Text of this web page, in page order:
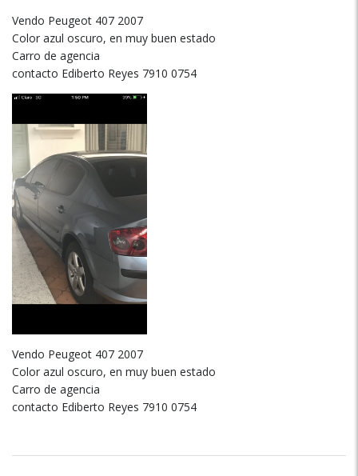
Vendo Peugeot 407 2007
Color azul oscuro, en muy buen estado
Carro de agencia
contacto Ediberto Reyes 7910 0754
Vendo Peugeot 407 2007
Color azul oscuro, en muy buen estado
Carro de agencia
contacto Ediberto Reyes 7910 0754